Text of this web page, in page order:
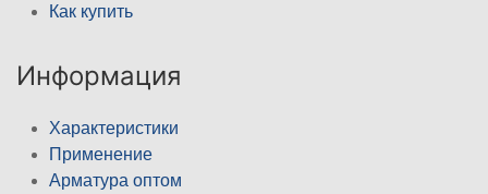
Как купить
Информация
Характеристики
Применение
Арматура оптом